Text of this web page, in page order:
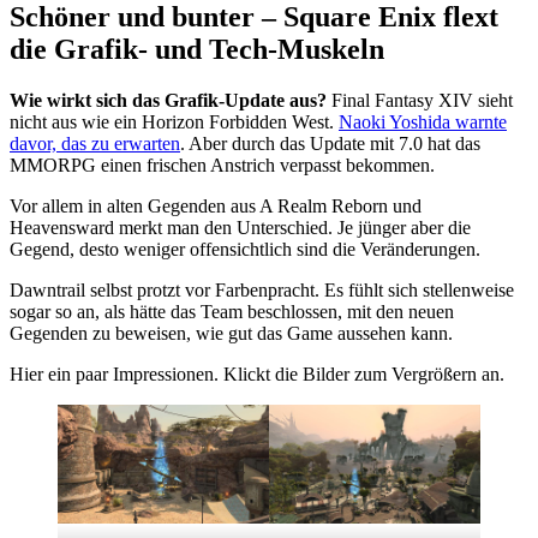
Schöner und bunter – Square Enix flext
die Grafik- und Tech-Muskeln
Wie wirkt sich das Grafik-Update aus? Final Fantasy XIV sieht
nicht aus wie ein Horizon Forbidden West. Naoki Yoshida warnte
davor, das zu erwarten. Aber durch das Update mit 7.0 hat das
MMORPG einen frischen Anstrich verpasst bekommen.
Vor allem in alten Gegenden aus A Realm Reborn und
Heavensward merkt man den Unterschied. Je jünger aber die
Gegend, desto weniger offensichtlich sind die Veränderungen.
Dawntrail selbst protzt vor Farbenpracht. Es fühlt sich stellenweise
sogar so an, als hätte das Team beschlossen, mit den neuen
Gegenden zu beweisen, wie gut das Game aussehen kann.
Hier ein paar Impressionen. Klickt die Bilder zum Vergrößern an.